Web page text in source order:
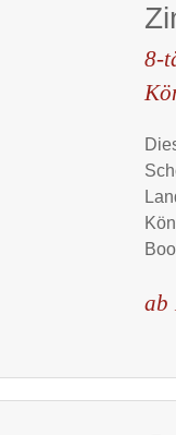
8-
ab